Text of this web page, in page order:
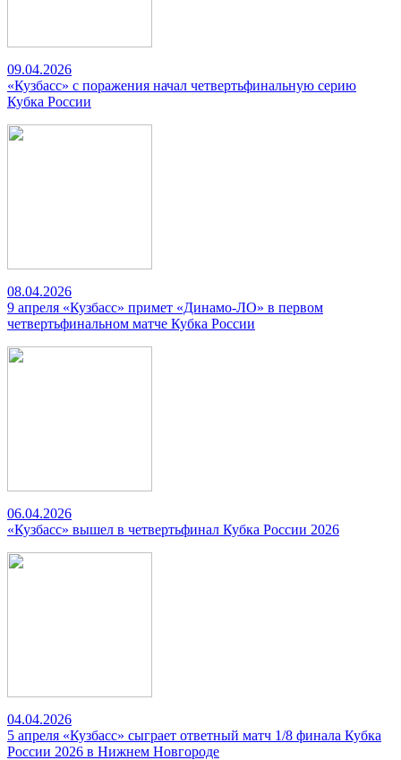
09.04.2026
«Кузбасс» с поражения начал четвертьфинальную серию
Кубка России
08.04.2026
9 апреля «Кузбасс» примет «Динамо-ЛО» в первом
четвертьфинальном матче Кубка России
06.04.2026
«Кузбасс» вышел в четвертьфинал Кубка России 2026
04.04.2026
5 апреля «Кузбасс» сыграет ответный матч 1/8 финала Кубка
России 2026 в Нижнем Новгороде